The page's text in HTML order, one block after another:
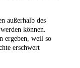
außerhalb des
können.
ergeben, weil so
erschwert